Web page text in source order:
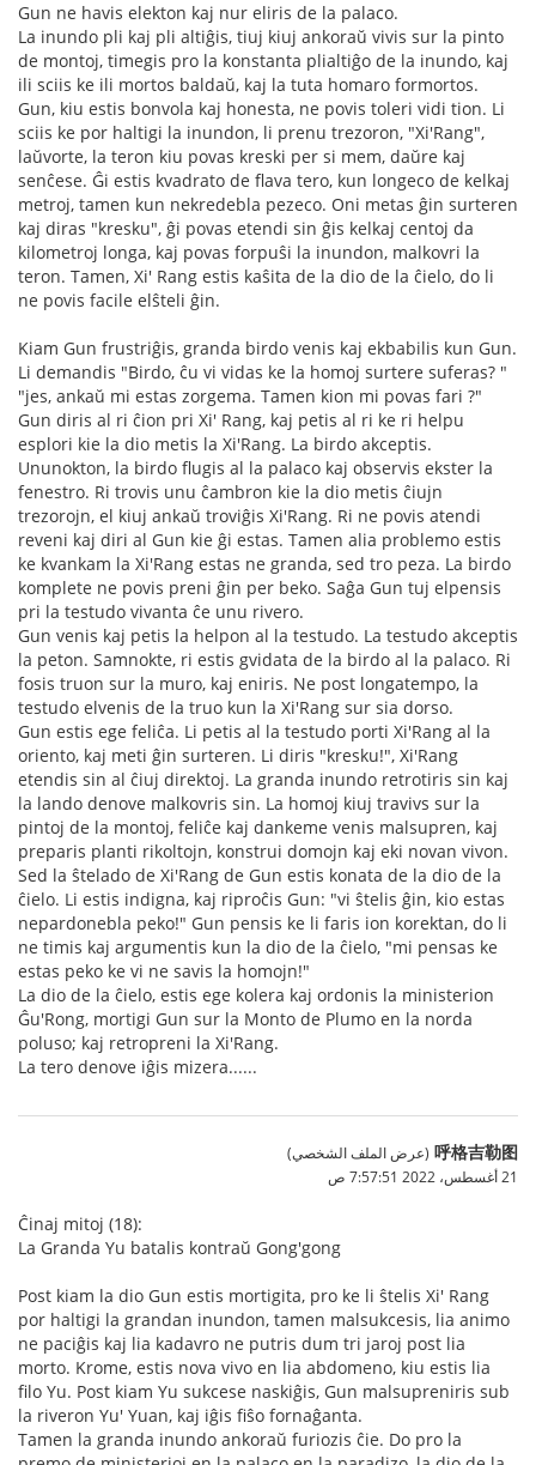
Gun ne havis elekton kaj nur eliris de la palaco.
La inundo pli kaj pli altiĝis, tiuj kiuj ankoraŭ vivis sur la pinto
de montoj, timegis pro la konstanta plialtiĝo de la inundo, kaj
ili sciis ke ili mortos baldaŭ, kaj la tuta homaro formortos.
Gun, kiu estis bonvola kaj honesta, ne povis toleri vidi tion. Li
sciis ke por haltigi la inundon, li prenu trezoron, "Xi'Rang",
laŭvorte, la teron kiu povas kreski per si mem, daŭre kaj
senĉese. Ĝi estis kvadrato de flava tero, kun longeco de kelkaj
metroj, tamen kun nekredebla pezeco. Oni metas ĝin surteren
kaj diras "kresku", ĝi povas etendi sin ĝis kelkaj centoj da
kilometroj longa, kaj povas forpuŝi la inundon, malkovri la
teron. Tamen, Xi' Rang estis kaŝita de la dio de la ĉielo, do li
ne povis facile elŝteli ĝin.
Kiam Gun frustriĝis, granda birdo venis kaj ekbabilis kun Gun.
Li demandis "Birdo, ĉu vi vidas ke la homoj surtere suferas? "
"jes, ankaŭ mi estas zorgema. Tamen kion mi povas fari ?"
Gun diris al ri ĉion pri Xi' Rang, kaj petis al ri ke ri helpu
esplori kie la dio metis la Xi'Rang. La birdo akceptis.
Ununokton, la birdo flugis al la palaco kaj observis ekster la
fenestro. Ri trovis unu ĉambron kie la dio metis ĉiujn
trezorojn, el kiuj ankaŭ troviĝis Xi'Rang. Ri ne povis atendi
reveni kaj diri al Gun kie ĝi estas. Tamen alia problemo estis
ke kvankam la Xi'Rang estas ne granda, sed tro peza. La birdo
komplete ne povis preni ĝin per beko. Saĝa Gun tuj elpensis
pri la testudo vivanta ĉe unu rivero.
Gun venis kaj petis la helpon al la testudo. La testudo akceptis
la peton. Samnokte, ri estis gvidata de la birdo al la palaco. Ri
fosis truon sur la muro, kaj eniris. Ne post longatempo, la
testudo elvenis de la truo kun la Xi'Rang sur sia dorso.
Gun estis ege feliĉa. Li petis al la testudo porti Xi'Rang al la
oriento, kaj meti ĝin surteren. Li diris "kresku!", Xi'Rang
etendis sin al ĉiuj direktoj. La granda inundo retrotiris sin kaj
la lando denove malkovris sin. La homoj kiuj travivs sur la
pintoj de la montoj, feliĉe kaj dankeme venis malsupren, kaj
preparis planti rikoltojn, konstrui domojn kaj eki novan vivon.
Sed la ŝtelado de Xi'Rang de Gun estis konata de la dio de la
ĉielo. Li estis indigna, kaj riproĉis Gun: "vi ŝtelis ĝin, kio estas
nepardonebla peko!" Gun pensis ke li faris ion korektan, do li
ne timis kaj argumentis kun la dio de la ĉielo, "mi pensas ke
estas peko ke vi ne savis la homojn!"
La dio de la ĉielo, estis ege kolera kaj ordonis la ministerion
Ĝu'Rong, mortigi Gun sur la Monto de Plumo en la norda
poluso; kaj retropreni la Xi'Rang.
La tero denove iĝis mizera......
呼格吉勒图 (عرض الملف الشخصي)
21 أغسطس، 2022 7:57:51 ص
Ĉinaj mitoj (18):
La Granda Yu batalis kontraŭ Gong'gong
Post kiam la dio Gun estis mortigita, pro ke li ŝtelis Xi' Rang
por haltigi la grandan inundon, tamen malsukcesis, lia animo
ne paciĝis kaj lia kadavro ne putris dum tri jaroj post lia
morto. Krome, estis nova vivo en lia abdomeno, kiu estis lia
filo Yu. Post kiam Yu sukcese naskiĝis, Gun malsupreniris sub
la riveron Yu' Yuan, kaj iĝis fiŝo fornaĝanta.
Tamen la granda inundo ankoraŭ furiozis ĉie. Do pro la